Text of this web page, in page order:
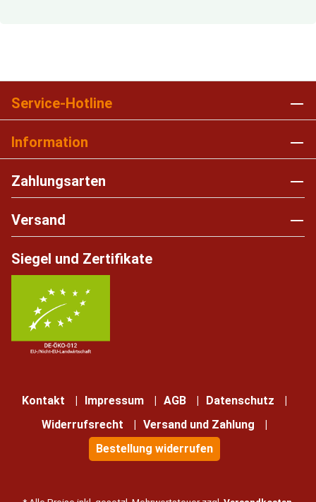
Service-Hotline
Information
Zahlungsarten
Versand
Siegel und Zertifikate
Kontakt Impressum AGB
Datenschutz
Widerrufsrecht
Versand und Zahlung
Bestellung widerrufen